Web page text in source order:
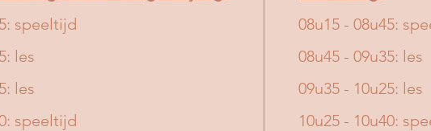
speeltijd
les
les
speeltijd
08u15 - 08u45:
08u45 - 09u35: les
09u35 - 10u25: les
10u25 - 10u40: